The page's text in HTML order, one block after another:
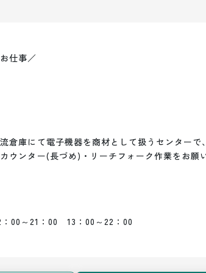
仕事／
倉庫にて電子機器を商材として扱うセンターで、
00～21：00　13：00～22：00